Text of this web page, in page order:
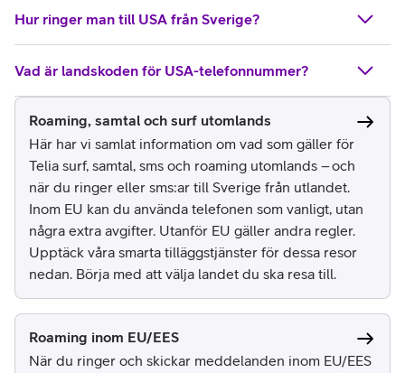
Hur ringer man till USA från Sverige?
Vad är landskoden för USA-telefonnummer?
Roaming, samtal och surf utomlands
Här har vi samlat information om vad som gäller för
Telia surf, samtal, sms och roaming utomlands – och
när du ringer eller sms:ar till Sverige från utlandet.
Inom EU kan du använda telefonen som vanligt, utan
några extra avgifter. Utanför EU gäller andra regler.
Upptäck våra smarta tilläggstjänster för dessa resor
nedan. Börja med att välja landet du ska resa till.
Roaming inom EU/EES
När du ringer och skickar meddelanden inom EU/EES